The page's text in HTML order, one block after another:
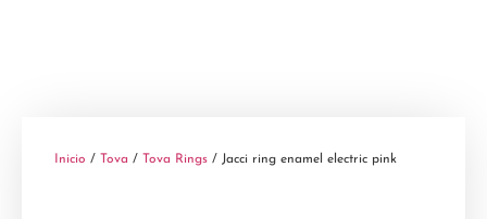
Inicio / Tova / Tova Rings / Jacci ring enamel electric pink